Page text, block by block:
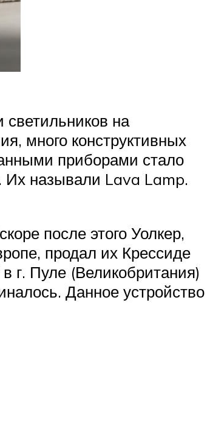
светильников на
много конструктивных
приборами стало
Их называли Lava Lamp.
после этого Уолкер,
продал их Крессиде
г. Пуле (Великобритания)
Данное устройство